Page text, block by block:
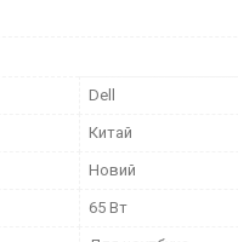
Dell
Китай
Новий
65 Вт